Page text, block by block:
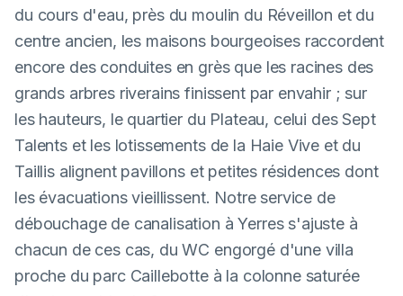
du cours d'eau, près du moulin du Réveillon et du
centre ancien, les maisons bourgeoises raccordent
encore des conduites en grès que les racines des
grands arbres riverains finissent par envahir ; sur
les hauteurs, le quartier du Plateau, celui des Sept
Talents et les lotissements de la Haie Vive et du
Taillis alignent pavillons et petites résidences dont
les évacuations vieillissent. Notre service de
débouchage de canalisation à Yerres s'ajuste à
chacun de ces cas, du WC engorgé d'une villa
proche du parc Caillebotte à la colonne saturée